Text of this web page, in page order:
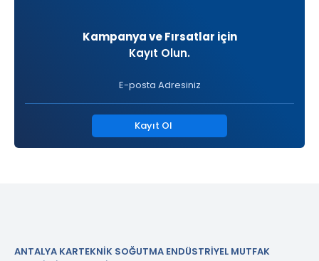
Kampanya ve Fırsatlar için
Kayıt Olun.
Kayıt Ol
ANTALYA KARTEKNİK SOĞUTMA ENDÜSTRİYEL MUTFAK